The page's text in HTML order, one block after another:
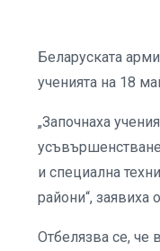
Беларуската
ученията на 18
„Започнаха
и специална
райони“, заявиха
Отбелязва се, че